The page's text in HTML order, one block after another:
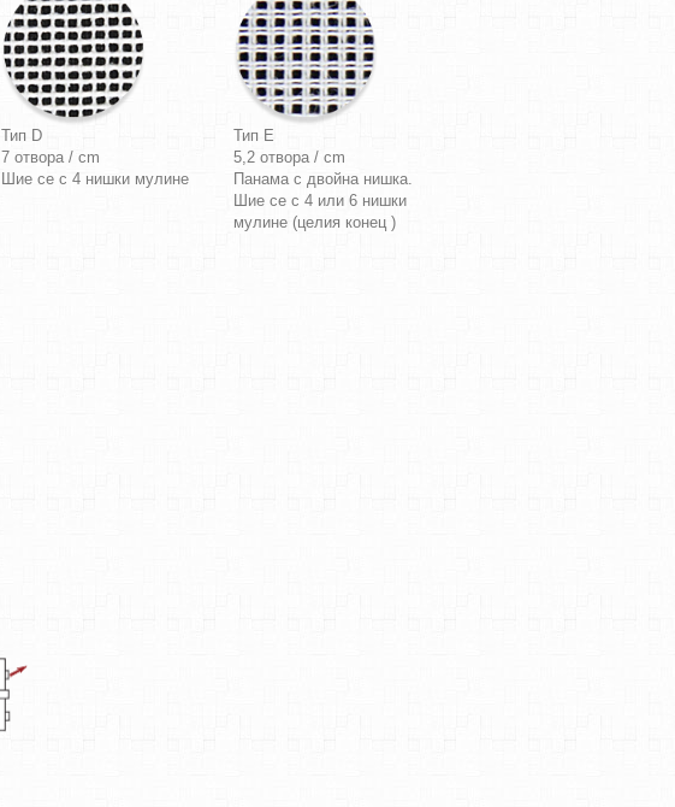
Тип D
7 отвора / cm
Шие се с 4 нишки мулине
Тип E
5,2 отвора / cm
Панама с двойна нишка.
Шие се с 4 или 6 нишки
мулине (целия конец )